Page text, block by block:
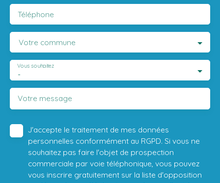
Téléphone
Votre commune
-
Vous souhaitez
Votre message
J'accepte le traitement de mes données
personnelles conformément au RGPD. Si vous ne
souhaitez pas faire l'objet de prospection
commerciale par voie téléphonique, vous pouvez
vous inscrire gratuitement sur la liste d'opposition